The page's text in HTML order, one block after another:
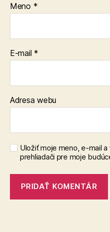
Meno *
E-mail *
Adresa webu
Uložiť moje meno, e-mail
prehliadači pre moje